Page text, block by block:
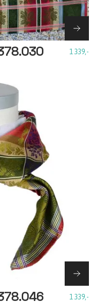
1 339,-
1 339,-